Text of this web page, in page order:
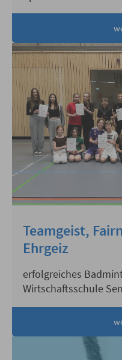
Teamgeist,
Ehrgeiz
erfolgreiches
Wirtschaftsschule